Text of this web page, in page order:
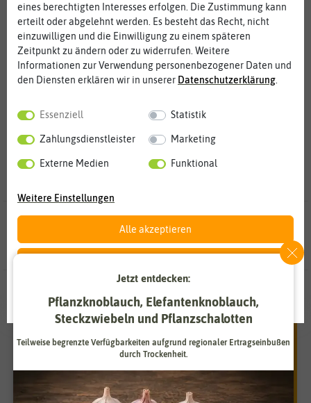
violetten Blüten gehört in jeden Bauerngarten. Bienen und
andere Insekten lieben die Blüten. Borretsch ist aber nicht nur
Würzkraut, sondern auch Heilkraut. Im Garten lässt sich die
Pflanze leicht anbauen. Einen großen Pflegeaufwand brauchen
Sie nicht betreiben. Auch beim Standort ist das Kraut sehr
anspruchslos.
23 Ergebnissegefunden in Borretschsamen
Unsere Empfehlungen
eines berechtigten Interesses erfolgen. Die Zustimmung kann
erteilt oder abgelehnt werden. Es besteht das Recht, nicht
einzuwilligen und die Einwilligung zu einem späteren
Zeitpunkt zu ändern oder zu widerrufen. Weitere
Informationen zur Verwendung personenbezogener Daten und
den Diensten erklären wir in unserer Daten­schutz­erklärung.
Essenziell Statistik
Zahlungsdienstleister Marketing
Externe Medien Funktional
Weitere Einstellungen
Alle akzeptieren
Auswahl akzeptieren
Jetzt entdecken:
Pflanzknoblauch, Elefantenknoblauch,
Steckzwiebeln und Pflanzschalotten
Teilweise begrenzte Verfügbarkeiten aufgrund regionaler Ertragseinbußen
durch Trockenheit.